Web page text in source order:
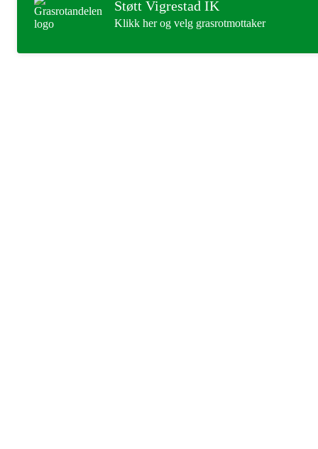
Støtt Vigrestad IK
Klikk her og velg grasrotmottaker